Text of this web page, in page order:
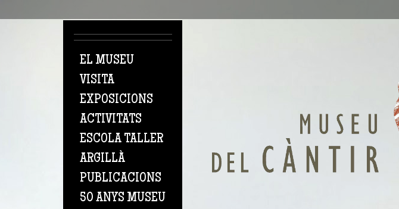
EL MUSEU
VISITA
EXPOSICIONS
ACTIVITATS
ESCOLA TALLER
ARGILLÀ
PUBLICACIONS
50 ANYS MUSEU